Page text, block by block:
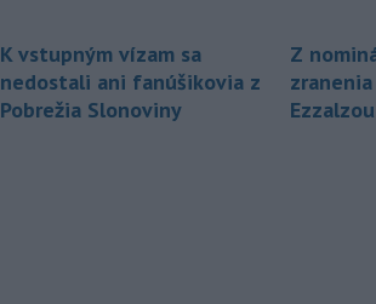
K vstupným vízam sa
nedostali ani fanúšikovia z
Pobrežia Slonoviny
Z